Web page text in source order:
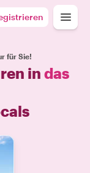
für Sie!
in das